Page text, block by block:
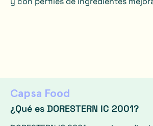
Capsa Food
¿Qué es DORESTERN IC 2001?